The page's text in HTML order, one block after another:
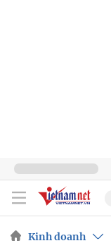
Kinh doanh